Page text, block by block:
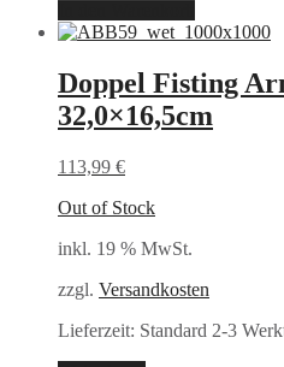
Doppel Fisting
32,0×16,5cm
113,99 €
Out of Stock
inkl. 19 % MwSt.
zzgl. Versandkosten
Lieferzeit: Standard 2-3